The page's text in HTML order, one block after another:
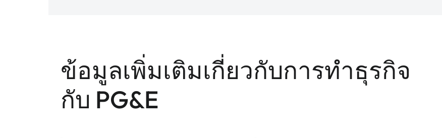
ข้อมูลเพิ่มเติมเกี่ยวกับการทําธุรกิจ
กับ PG&E